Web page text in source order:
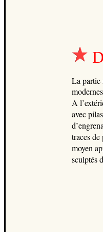
La partie
A
avec
traces
moyen
sculptés